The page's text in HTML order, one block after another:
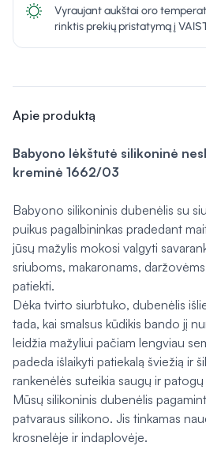
Vyraujant aukštai oro
rinktis prekių pristatymą į
Apie produktą
Babyono lėkštutė silikoninė
kreminė 1662/03
Babyono silikoninis dubenėlis su
puikus pagalbininkas pradedant
jūsų mažylis mokosi valgyti
sriuboms, makaronams,
patiekti.
Dėka tvirto siurbtuko, dubenėlis
tada, kai smalsus kūdikis bando jį
leidžia mažyliui pačiam lengviau
padeda išlaikyti patiekalą šviežią ir
rankenėlės suteikia saugų ir
Mūsų silikoninis dubenėlis
patvaraus silikono. Jis tinkamas
krosnelėje ir indaplovėje.